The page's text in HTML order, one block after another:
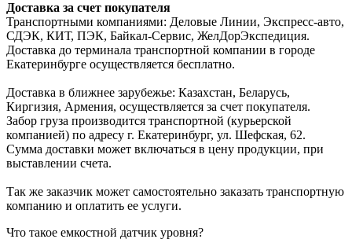
Доставка за счет покупателя
Транспортными компаниями: Деловые Линии, Экспресс-авто,
СДЭК, КИТ, ПЭК, Байкал-Сервис, ЖелДорЭкспедиция.
Доставка до терминала транспортной компании в городе
Екатеринбурге осуществляется бесплатно.
Доставка в ближнее зарубежье: Казахстан, Беларусь,
Киргизия, Армения, осуществляется за счет покупателя.
Забор груза производится транспортной (курьерской
компанией) по адресу г. Екатеринбург, ул. Шефская, 62.
Сумма доставки может включаться в цену продукции, при
выставлении счета.
Так же заказчик может самостоятельно заказать транспортную
компанию и оплатить ее услуги.
Что такое емкостной датчик уровня?